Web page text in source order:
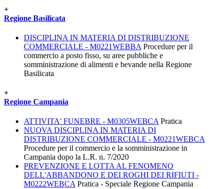
+
Regione Basilicata
DISCIPLINA IN MATERIA DI DISTRIBUZIONE
COMMERCIALE - M0221WEBBA Procedure per il
commercio a posto fisso, su aree pubbliche e
somministrazione di alimenti e bevande nella Regione
Basilicata
+
Regione Campania
ATTIVITA' FUNEBRE - M0305WEBCA Pratica
NUOVA DISCIPLINA IN MATERIA DI
DISTRIBUZIONE COMMERCIALE - M0221WEBCA
Procedure per il commercio e la somministrazione in
Campania dopo la L.R. n. 7/2020
PREVENZIONE E LOTTA AL FENOMENO
DELL'ABBANDONO E DEI ROGHI DEI RIFIUTI -
M0222WEBCA Pratica - Speciale Regione Campania